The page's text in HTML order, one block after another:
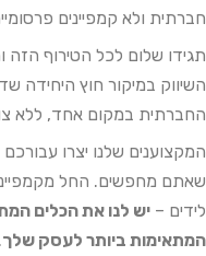
חברתית ולא קמפיינים
תגידו שלום לכל הטירוף הזה
השיווק במיקור חוץ היחידה
החברתית במקום אחד, ללא
המקצוענים שלנו יצרו
שאתם מחפשים. החל
לידים – יש לנו אתהכלים
המתאימות ביותר לעסק שלך.